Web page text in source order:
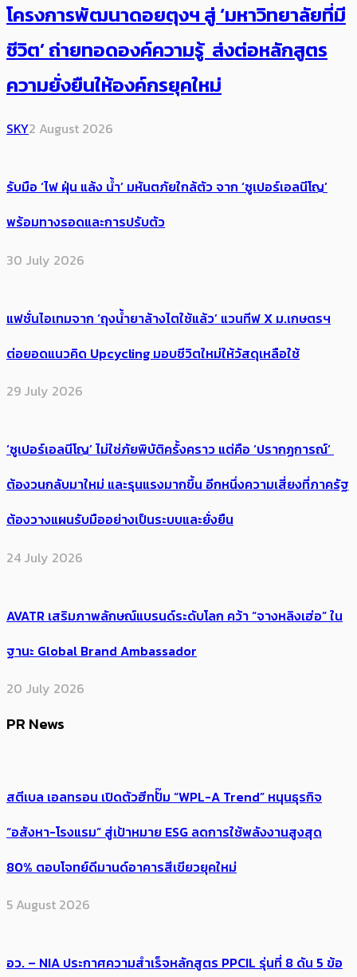
โครงการพัฒนาดอยตุงฯ สู่ ‘มหาวิทยาลัยที่มี
ชีวิต’ ถ่ายทอดองค์ความรู้ ส่งต่อหลักสูตร
ความยั่งยืนให้องค์กรยุคใหม่
SKY2 August 2026
รับมือ ‘ไฟ ฝุ่น แล้ง น้ำ’ มหันตภัยใกล้ตัว จาก ‘ซูเปอร์เอลนีโญ’
พร้อมทางรอดและการปรับตัว
30 July 2026
แฟชั่นไอเทมจาก ‘ถุงน้ำยาล้างไตใช้แล้ว’ แวนทีฟ X ม.เกษตรฯ
ต่อยอดแนวคิด Upcycling มอบชีวิตใหม่ให้วัสดุเหลือใช้
29 July 2026
‘ซูเปอร์เอลนีโญ’ ไม่ใช่ภัยพิบัติครั้งคราว แต่คือ ‘ปรากฏการณ์’ ​
ต้อง​วนกลับมาใหม่ และรุนแรงมากขึ้น อีกหนึ่งความเสี่ยงที่ภาครัฐ
ต้องวางแผนรับมืออย่างเป็นระบบและยั่งยืน
24 July 2026
AVATR เสริมภาพลักษณ์แบรนด์ระดับโลก คว้า “จางหลิงเฮ่อ” ใน
ฐานะ Global Brand Ambassador
20 July 2026
PR News
สตีเบล เอลทรอน เปิดตัวฮีทปั๊ม “WPL-A Trend” หนุนธุรกิจ
“อสังหา-โรงแรม” สู่เป้าหมาย ESG ลดการใช้พลังงานสูงสุด
80% ตอบโจทย์ดีมานด์อาคารสีเขียวยุคใหม่
5 August 2026
อว. – NIA ประกาศความสำเร็จหลักสูตร PPCIL รุ่นที่ 8 ดัน 5 ข้อ